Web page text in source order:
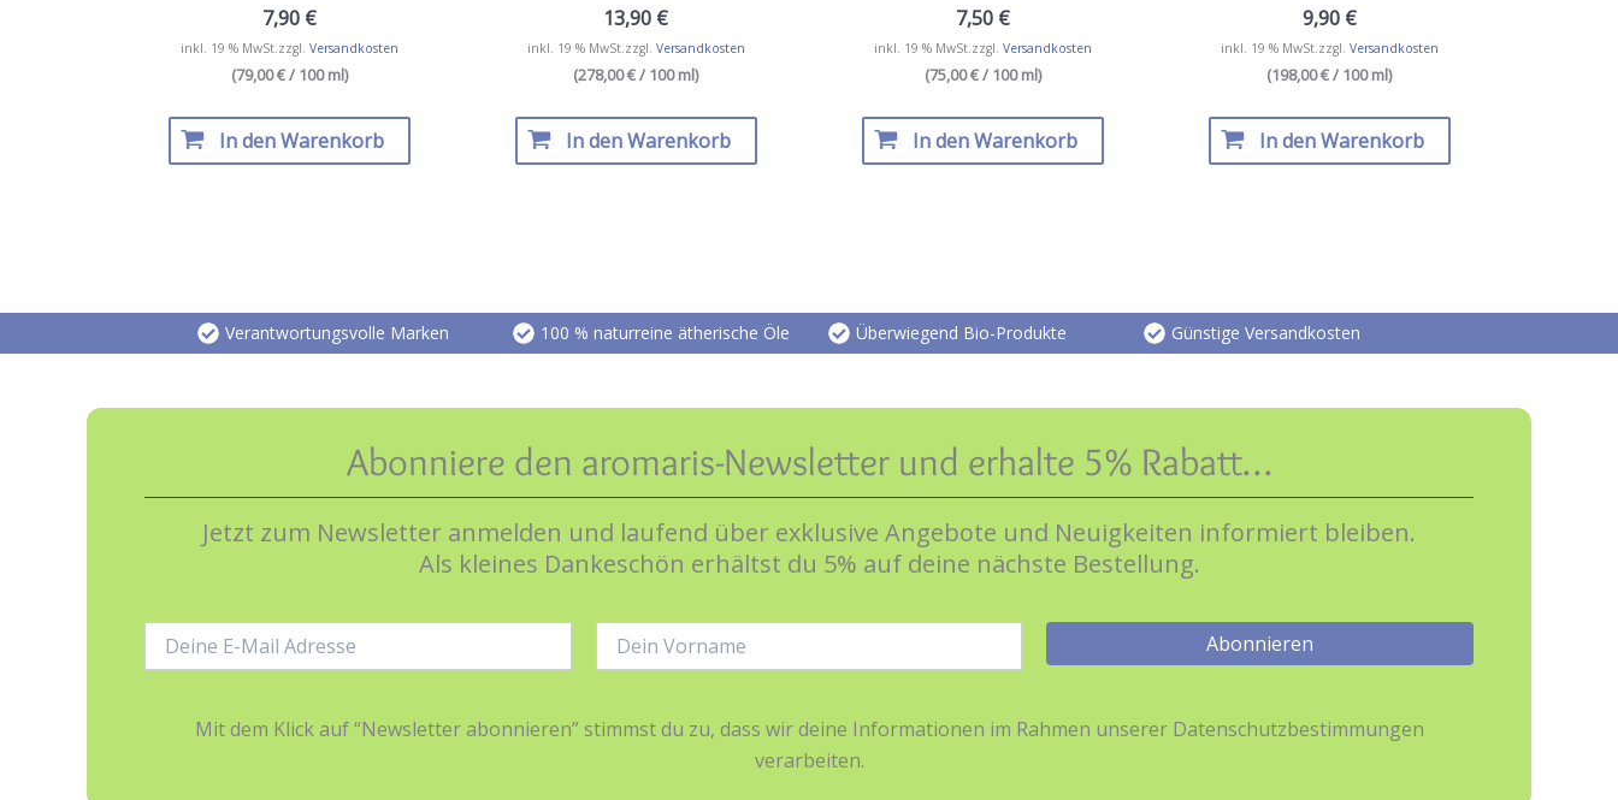
7,90 €
inkl. 19 % MwSt.zzgl. Versandkosten
(79,00 € / 100 ml)
In den Warenkorb
13,90 €
inkl. 19 % MwSt.zzgl. Versandkosten
(278,00 € / 100 ml)
In den Warenkorb
7,50 €
inkl. 19 % MwSt.zzgl. Versandkosten
(75,00 € / 100 ml)
In den Warenkorb
9,90 €
inkl. 19 % MwSt.zzgl. Versandkosten
(198,00 € / 100 ml)
In den Warenkorb
Verantwortungsvolle Marken 100 % naturreine ätherische Öle Überwiegend Bio-Produkte Günstige Versandkosten
Abonniere den aromaris-Newsletter und erhalte 5% Rabatt…
Jetzt zum Newsletter anmelden und laufend über exklusive Angebote und Neuigkeiten informiert bleiben.
Als kleines Dankeschön erhältst du 5% auf deine nächste Bestellung.
Mail-
Mit dem Klick auf “Newsletter abonnieren” stimmst du zu, dass wir deine Informationen im Rahmen unserer Datenschutzbestimmungen
verarbeiten.